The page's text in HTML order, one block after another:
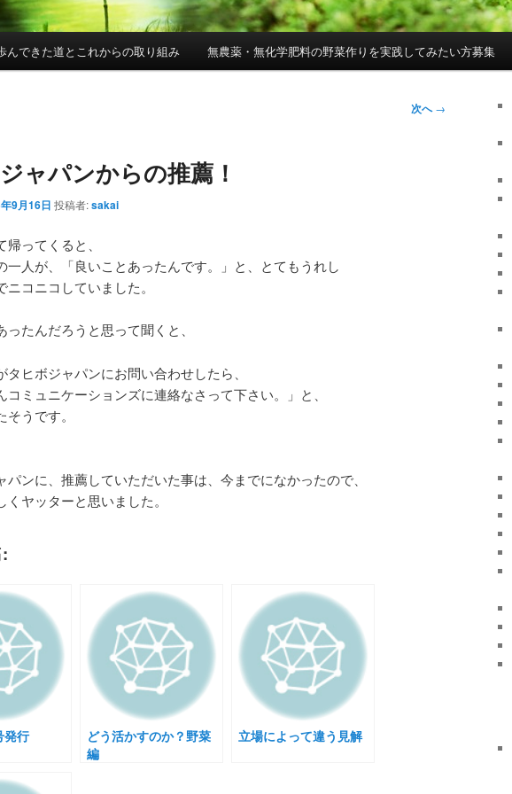
んできた道とこれからの取り組み 無農薬・無化学肥料の野菜作りを実践してみたい方募集
次へ→
ャパンからの推薦！
9月16日 投稿者:sakai
ってくると、
人が、「良いことあったんです。」と、とてもうれし
コニコしていました。
たんだろうと思って聞くと、
ヒボジャパンにお問い合わせしたら、
ミュニケーションズに連絡なさって下さい。」と、
そうです。
ンに、推薦していただいた事は、今までになかったので、
ヤッターと思いました。
発行
どう活かすのか？野菜
編
立場によって違う見解